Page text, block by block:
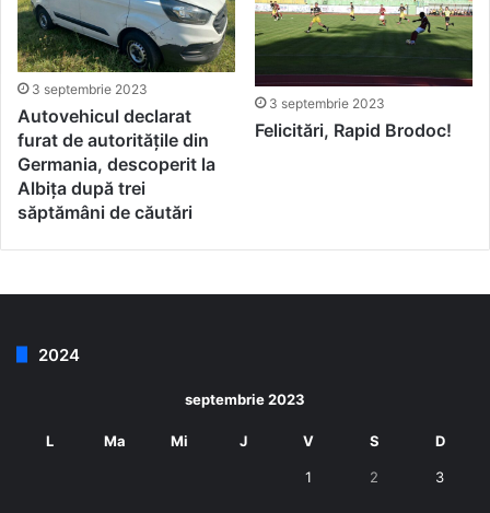
3 septembrie 2023
Autovehicul declarat
furat de autoritățile din
Germania, descoperit la
Albița după trei
săptămâni de căutări
3 septembrie 2023
Felicitări, Rapid Brodoc!
2024
septembrie 2023
L Ma Mi J V S D
1 2 3